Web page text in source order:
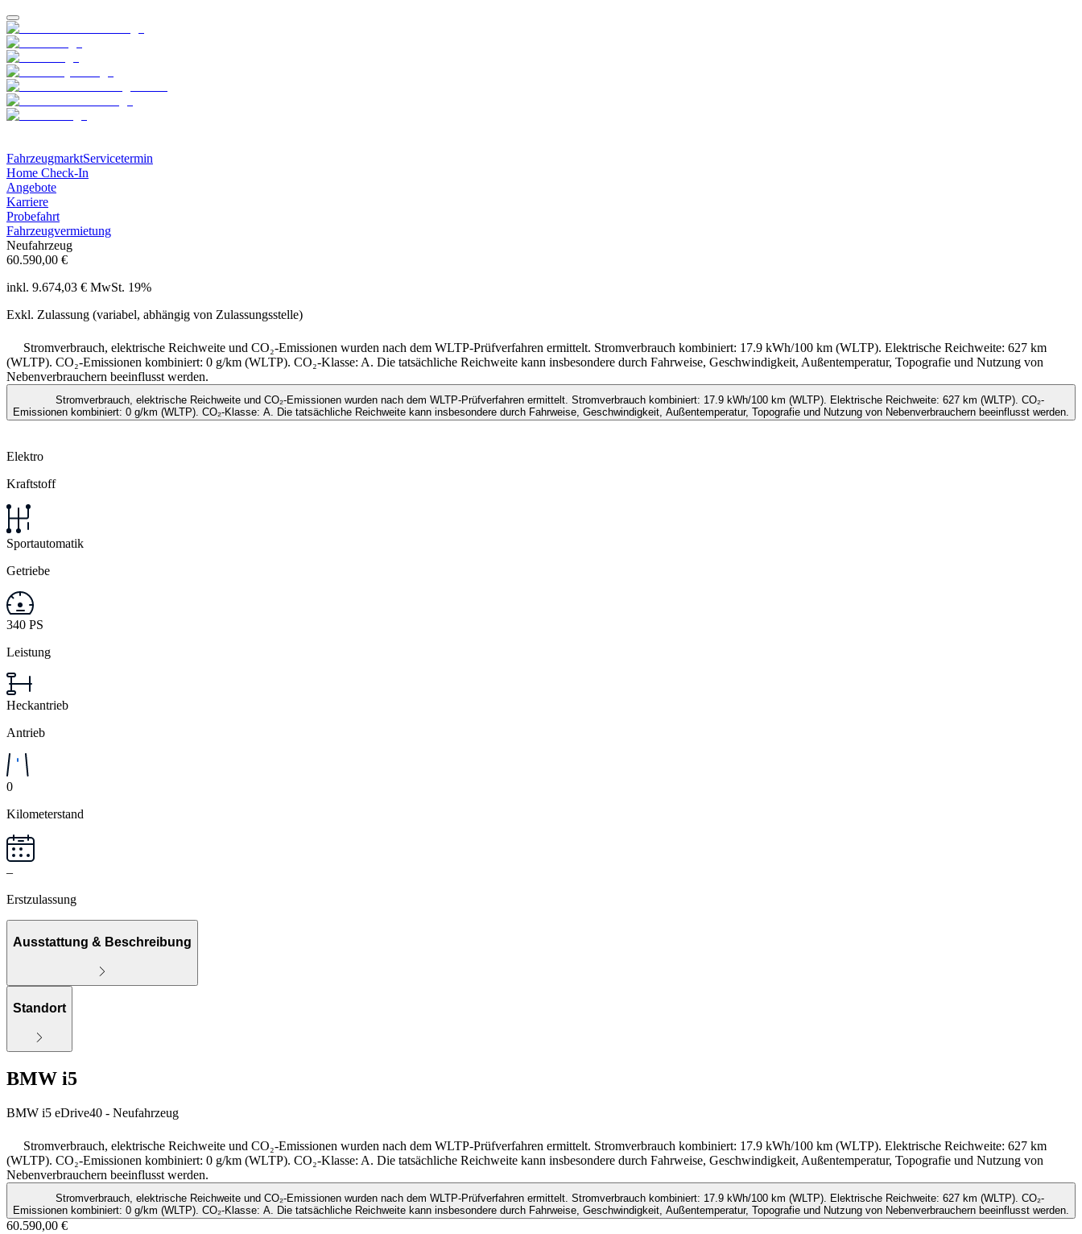
FahrzeugmarktServicetermin
Home Check-In
Angebote
Karriere
Probefahrt
Fahrzeugvermietung
Neufahrzeug
60.590,00 €
inkl. 9.674,03 € MwSt. 19%
Exkl. Zulassung (variabel, abhängig von Zulassungsstelle)
Stromverbrauch, elektrische Reichweite und CO₂-Emissionen wurden nach dem WLTP-Prüfverfahren ermittelt. Stromverbrauch kombiniert: 17.9 kWh/100 km (WLTP). Elektrische Reichweite: 627 km
(WLTP). CO₂-Emissionen kombiniert: 0 g/km (WLTP). CO₂-Klasse: A. Die tatsächliche Reichweite kann insbesondere durch Fahrweise, Geschwindigkeit, Außentemperatur, Topografie und Nutzung von
Nebenverbrauchern beeinflusst werden.
Stromverbrauch, elektrische Reichweite und CO₂-Emissionen wurden nach dem WLTP-Prüfverfahren ermittelt. Stromverbrauch kombiniert: 17.9 kWh/100 km (WLTP). Elektrische Reichweite: 627 km (WLTP). CO₂-
Emissionen kombiniert: 0 g/km (WLTP). CO₂-Klasse: A. Die tatsächliche Reichweite kann insbesondere durch Fahrweise, Geschwindigkeit, Außentemperatur, Topografie und Nutzung von Nebenverbrauchern beeinflusst werden.
Elektro
Kraftstoff
Sportautomatik
Getriebe
340 PS
Leistung
Heckantrieb
Antrieb
0
Kilometerstand
–
Erstzulassung
Ausstattung & Beschreibung
Standort
BMW i5
BMW i5 eDrive40 - Neufahrzeug
Stromverbrauch, elektrische Reichweite und CO₂-Emissionen wurden nach dem WLTP-Prüfverfahren ermittelt. Stromverbrauch kombiniert: 17.9 kWh/100 km (WLTP). Elektrische Reichweite: 627 km
(WLTP). CO₂-Emissionen kombiniert: 0 g/km (WLTP). CO₂-Klasse: A. Die tatsächliche Reichweite kann insbesondere durch Fahrweise, Geschwindigkeit, Außentemperatur, Topografie und Nutzung von
Nebenverbrauchern beeinflusst werden.
Stromverbrauch, elektrische Reichweite und CO₂-Emissionen wurden nach dem WLTP-Prüfverfahren ermittelt. Stromverbrauch kombiniert: 17.9 kWh/100 km (WLTP). Elektrische Reichweite: 627 km (WLTP). CO₂-
Emissionen kombiniert: 0 g/km (WLTP). CO₂-Klasse: A. Die tatsächliche Reichweite kann insbesondere durch Fahrweise, Geschwindigkeit, Außentemperatur, Topografie und Nutzung von Nebenverbrauchern beeinflusst werden.
60.590,00 €